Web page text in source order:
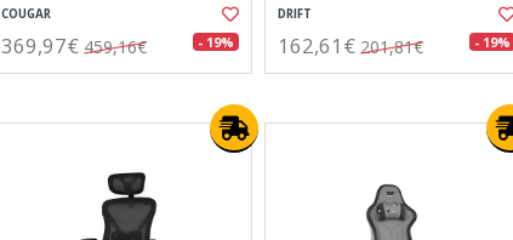
COUGAR
369,97€ 459,16€ - 19%
DRIFT
162,61€ 201,81€ - 19%